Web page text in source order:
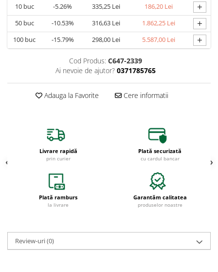
10buc -5.26% 335,25 Lei 186,20 Lei +
50buc -10.53% 316,63 Lei 1.862,25 Lei +
100 buc -15.79% 298,00 Lei 5.587,00 Lei +
Cod Produs: C647-2339
Ai nevoie de ajutor? 0371785765
Adauga la Favorite Cere informatii
Livrare rapidă
prin curier
Plată securizată
cu cardul bancar
Plată ramburs
la livrare
Garantăm calitatea
produselor noastre
Review-uri(0)